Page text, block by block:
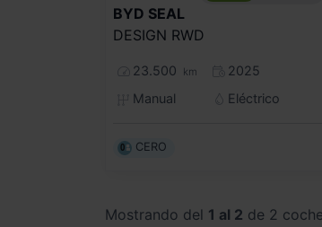
BYD SEAL
DESIGN RWD
23.500 km
2025
Manual
Eléctrico
CERO
Mostrando del 1 al 2 de 2